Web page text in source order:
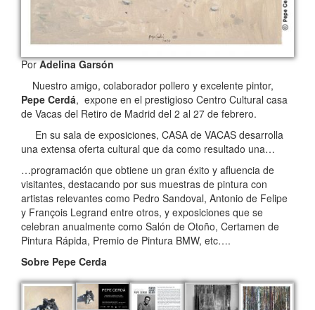
PorAdelina Garsón
Nuestro amigo, colaborador pollero y excelente pintor,
Pepe Cerdá, expone en el prestigioso Centro Cultural casa
de Vacas del Retiro de Madrid del 2 al 27 de febrero.
En su sala de exposiciones, CASA de VACAS desarrolla
una extensa oferta cultural que da como resultado una…
…programación que obtiene un gran éxito y afluencia de
visitantes, destacando por sus muestras de pintura con
artistas relevantes como Pedro Sandoval, Antonio de Felipe
y François Legrand entre otros, y exposiciones que se
celebran anualmente como Salón de Otoño, Certamen de
Pintura Rápida, Premio de Pintura BMW, etc….
Sobre Pepe Cerda